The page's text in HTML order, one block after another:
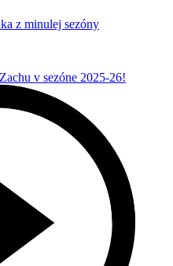
z minulej sezóny